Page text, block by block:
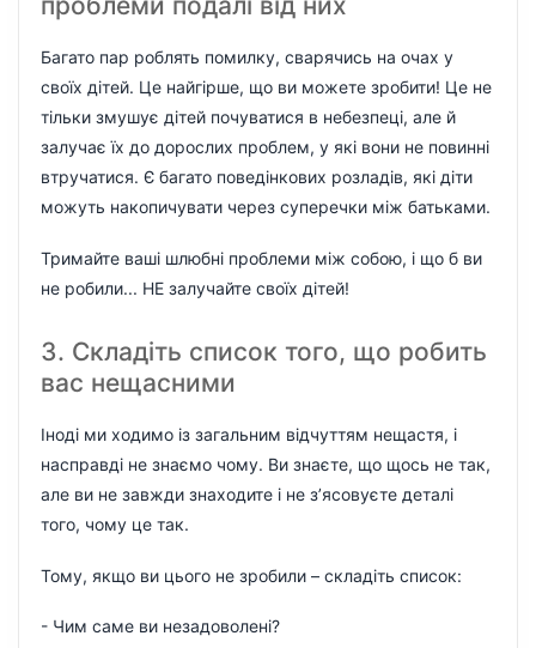
Багато пар роблять помилку, сварячись на очах у
своїх дітей. Це найгірше, що ви можете зробити! Це не
тільки змушує дітей почуватися в небезпеці, але й
залучає їх до дорослих проблем, у які вони не повинні
втручатися. Є багато поведінкових розладів, які діти
можуть накопичувати через суперечки між батьками.
Тримайте ваші шлюбні проблеми між собою, і що б ви
не робили... НЕ залучайте своїх дітей!
3. Складіть список того, що робить
вас нещасними
Іноді ми ходимо із загальним відчуттям нещастя, і
насправді не знаємо чому. Ви знаєте, що щось не так,
але ви не завжди знаходите і не з’ясовуєте деталі
того, чому це так.
Тому, якщо ви цього не зробили – складіть список:
- Чим саме ви незадоволені?